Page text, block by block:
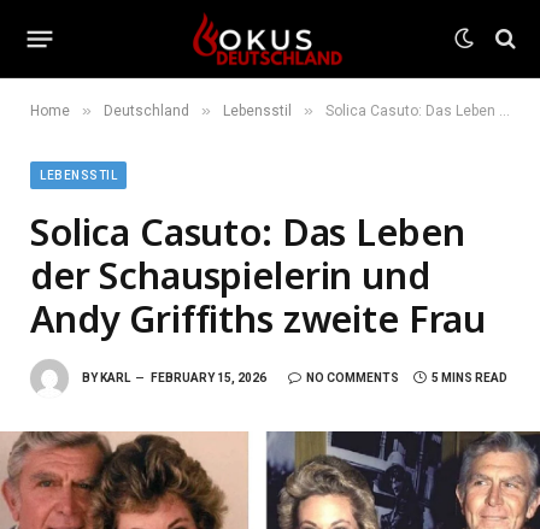
Home » Deutschland » Lebensstil » Solica Casuto: Das Leben der Schauspielerin und Andy Griffiths zweite Frau
LEBENSSTIL
Solica Casuto: Das Leben
der Schauspielerin und
Andy Griffiths zweite Frau
BY KARL FEBRUARY 15, 2026 NO COMMENTS 5 MINS READ